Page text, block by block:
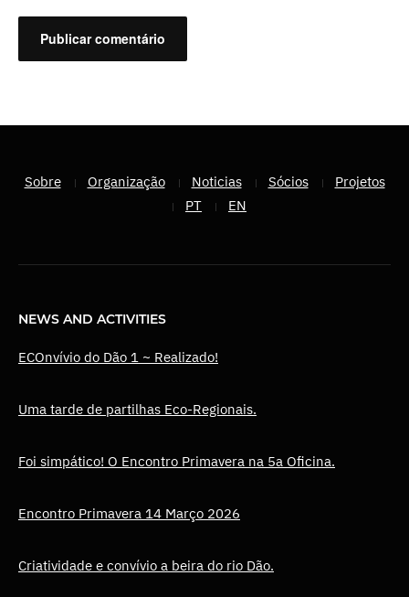
Sobre Organização Noticias Sócios
Projetos
PT
EN
NEWS AND ACTIVITIES
ECOnvívio do Dão 1 ~ Realizado!
Uma tarde de partilhas Eco-Regionais.
Foi simpático! O Encontro Primavera na 5a Oficina.
Encontro Primavera 14 Março 2026
Criatividade e convívio a beira do rio Dão.